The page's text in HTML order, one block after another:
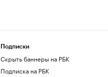
Подписки
Скрыть баннеры на РБК
Подписка на РБК